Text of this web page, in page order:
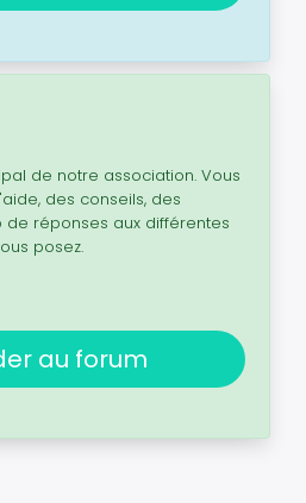
de notre association. Vous
des conseils, des
réponses aux différentes
posez.
au forum